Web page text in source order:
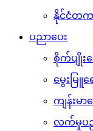
နိုင်ငံတ
ပညာပေး
စိုက်ပျိုးရ
မွေးမြူရ
ကျန်းမာ
လက်မှုပ